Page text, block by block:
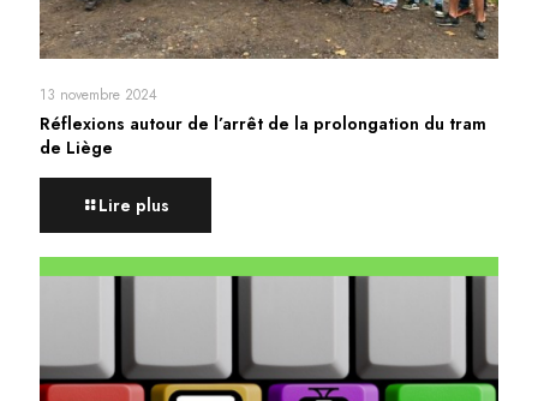
13 novembre 2024
Réflexions autour de l’arrêt de la prolongation du tram
de Liège
Lire plus